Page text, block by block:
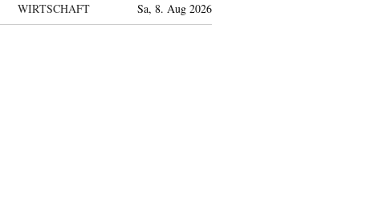
WIRTSCHAFT Sa, 8. Aug 2026